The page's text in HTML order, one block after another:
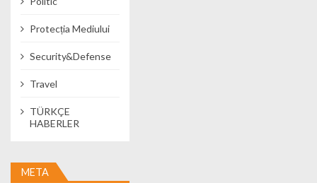
Protecția Mediului
Security&Defense
Travel
TÜRKÇE
HABERLER
META